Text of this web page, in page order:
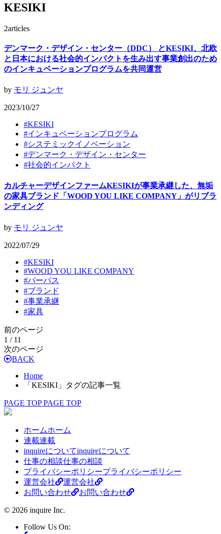
KESIKI
2articles
デンマーク・デザイン・センター（DDC） とKESIKI、北欧
と日本における社会的インパクトを生み出す事業創出のため
のインキュベーションプログラムを共同運営
by モリ ジュンヤ
2023/10/27
#KESIKI
#インキュベーションプログラム
#システミックイノベーション
#デンマーク・デザイン・センター
#社会的インパクト
カルチャーデザインファームKESIKIが事業承継した、無垢
の家具ブランド「WOOD YOU LIKE COMPANY」がリブラ
ンディング
by モリ ジュンヤ
2022/07/29
#KESIKI
#WOOD YOU LIKE COMPANY
#パーパス
#ブランド
#事業承継
#家具
前のページ
1 / 11
次のページ
BACK
Home
「KESIKI」タグの記事一覧
PAGE TOP PAGE TOP
ホームホーム
連載連載
inquireについてinquireについて
仕事の相談仕事の相談
プライバシーポリシープライバシーポリシー
運営会社
運営会社
お問い合わせ
お問い合わせ
© 2026 inquire Inc.
Follow Us On: